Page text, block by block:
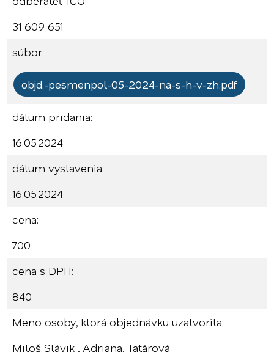
31 609 651
súbor:
objd.-pesmenpol-05-2024-na-s-h-v-zh.pdf
dátum pridania:
16.05.2024
dátum vystavenia:
16.05.2024
cena:
700
cena s DPH:
840
Meno osoby, ktorá objednávku uzatvorila:
Miloš Slávik , Adriana. Tatárová